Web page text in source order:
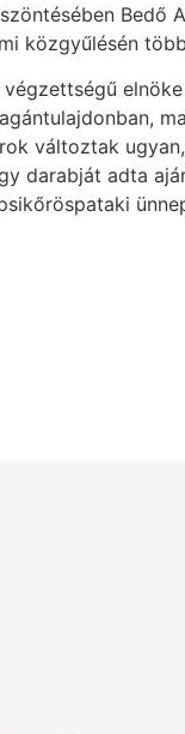
közgyűlésén
változtak
darabját adta